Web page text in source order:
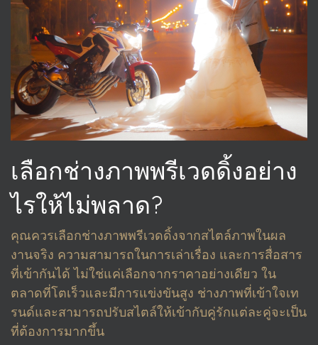
เลือกช่างภาพพรีเวดดิ้งอย่าง
ไรให้ไม่พลาด?
คุณควรเลือกช่างภาพพรีเวดดิ้งจากสไตล์ภาพในผล
งานจริง ความสามารถในการเล่าเรื่อง และการสื่อสาร
ที่เข้ากันได้ ไม่ใช่แค่เลือกจากราคาอย่างเดียว ใน
ตลาดที่โตเร็วและมีการแข่งขันสูง ช่างภาพที่เข้าใจเท
รนด์และสามารถปรับสไตล์ให้เข้ากับคู่รักแต่ละคู่จะเป็น
ที่ต้องการมากขึ้น